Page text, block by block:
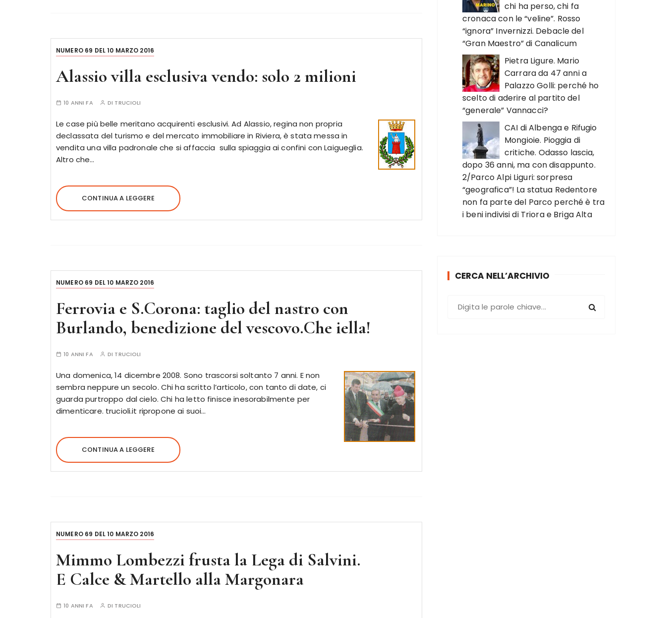
NUMERO 69 DEL 10 MARZO 2016
Alassio villa esclusiva vendo: solo 2 milioni
10 ANNI FA DI TRUCIOLI
Le case più belle meritano acquirenti esclusivi. Ad Alassio, regina non propria
declassata del turismo e del mercato immobiliare in Riviera, è stata messa in
vendita una villa padronale che si affaccia sulla spiaggia ai confini con Laigueglia.
Altro che…
CONTINUA A LEGGERE
NUMERO 69 DEL 10 MARZO 2016
Ferrovia e S.Corona: taglio del nastro con
Burlando, benedizione del vescovo.Che iella!
10 ANNI FA DI TRUCIOLI
Una domenica, 14 dicembre 2008. Sono trascorsi soltanto 7 anni. E non
sembra neppure un secolo. Chi ha scritto l’articolo, con tanto di date, ci
guarda purtroppo dal cielo. Chi ha letto finisce inesorabilmente per
dimenticare. trucioli.it ripropone ai suoi…
CONTINUA A LEGGERE
NUMERO 69 DEL 10 MARZO 2016
Mimmo Lombezzi frusta la Lega di Salvini.
E Calce & Martello alla Margonara
10 ANNI FA DI TRUCIOLI
chi ha perso, chi fa
cronaca con le “veline”. Rosso
“ignora” Invernizzi. Debacle del
“Gran Maestro” di Canalicum
Pietra Ligure. Mario
Carrara da 47 anni a
Palazzo Golli: perché ho
scelto di aderire al partito del
“generale” Vannacci?
CAI di Albenga e Rifugio
Mongioie. Pioggia di
critiche. Odasso lascia,
dopo 36 anni, ma con disappunto.
2/Parco Alpi Liguri: sorpresa
“geografica”! La statua Redentore
non fa parte del Parco perché è tra
i beni indivisi di Triora e Briga Alta
CERCA NELL’ARCHIVIO